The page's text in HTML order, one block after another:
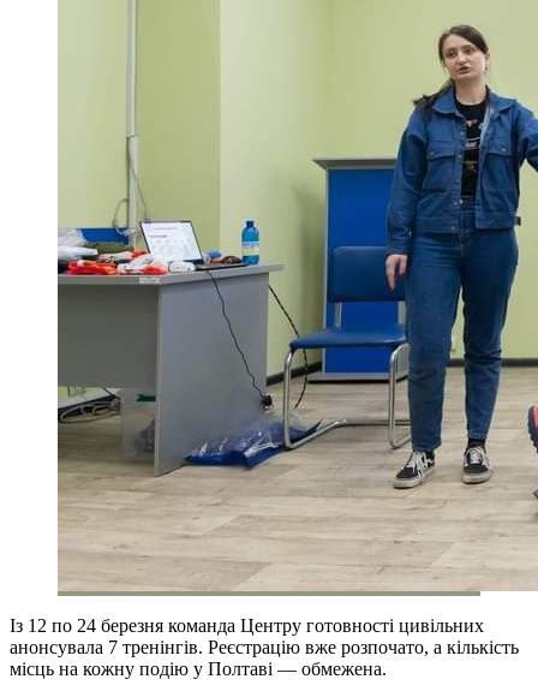
Із 12 по 24 березня команда Центру готовності цивільних
анонсувала 7 тренінгів. Реєстрацію вже розпочато, а кількість
місць на кожну подію у Полтаві — обмежена.